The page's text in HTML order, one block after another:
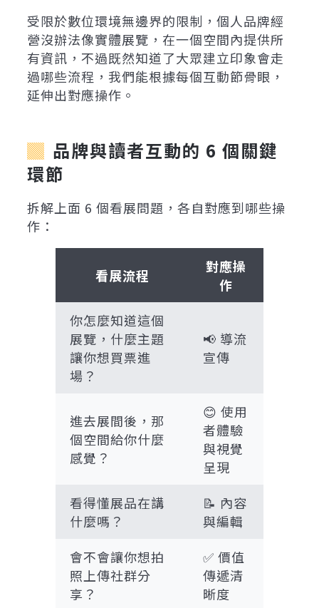
受限於數位環境無邊界的限制，個人品牌經
營沒辦法像實體展覽，在一個空間內提供所
有資訊，不過既然知道了大眾建立印象會走
過哪些流程，我們能根據每個互動節骨眼，
延伸出對應操作。
品牌與讀者互動的 6 個關鍵
環節
拆解上面 6 個看展問題，各自對應到哪些操
作：
看展流程
對應操
作
你怎麼知道這個
展覽，什麼主題
讓你想買票進
場？
📢 導流
宣傳
進去展間後，那
個空間給你什麼
感覺？
😊 使用
者體驗
與視覺
呈現
看得懂展品在講
什麼嗎？
📝 內容
與編輯
會不會讓你想拍
照上傳社群分
享？
✅ 價值
傳遞清
晰度